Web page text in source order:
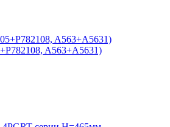
A563+A5631)